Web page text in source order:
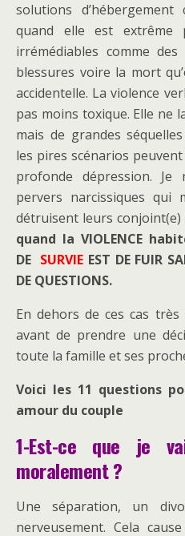
solutions
quand elle est extrême
irrémédiables comme
blessures voire la mort
accidentelle. La violence
pas moins toxique. Elle ne
mais de grandes
les pires scénarios
profonde dépression.
pervers narcissiques qui
détruisent leurs
quand la VIOLENCE
DE SURVIE EST DE FUIR
DE QUESTIONS.
En dehors de ces cas
avant de prendre une
toute la famille et ses
Voici les 11 questions
amour du couple
1-Est-ce que je
moralement ?
Une séparation, un
nerveusement. Cela